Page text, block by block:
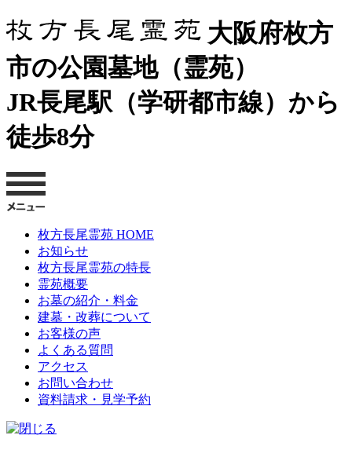
大阪府枚方
市の公園墓地（霊苑）
JR長尾駅（学研都市線）から
徒歩8分
枚方長尾霊苑 HOME
お知らせ
枚方長尾霊苑の特長
霊苑概要
お墓の紹介・料金
建墓・改葬について
お客様の声
よくある質問
アクセス
お問い合わせ
資料請求・見学予約